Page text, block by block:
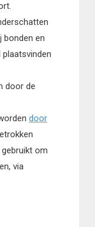
bonden en
plaatsvinden
door de
door
om
via